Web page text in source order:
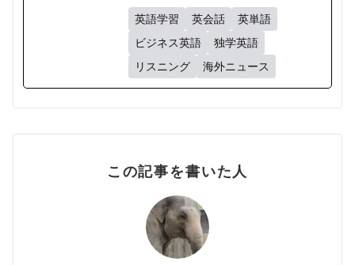
英語学習 英会話
英単語
ビジネス英語
独学英語
リスニング
海外ニュース
この記事を書いた人